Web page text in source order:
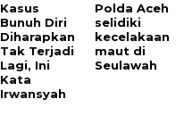
Kasus
Bunuh Diri
Diharapkan
Tak Terjadi
Lagi, Ini
Kata
Irwansyah
Polda Aceh
selidiki
kecelakaan
maut di
Seulawah